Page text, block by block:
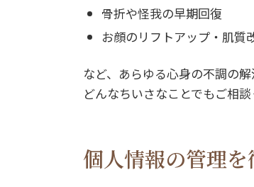
骨折や怪我の早期回復
お顔のリフトアップ・肌質
など、あらゆる心身の不調の
どんなちいさなことでもご相談
個人情報の管理